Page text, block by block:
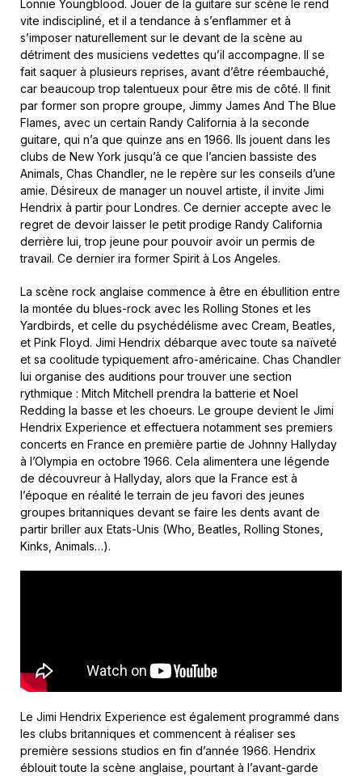
Lonnie Youngblood. Jouer de la guitare sur scène le rend
vite indiscipliné, et il a tendance à s’enflammer et à
s’imposer naturellement sur le devant de la scène au
détriment des musiciens vedettes qu’il accompagne. Il se
fait saquer à plusieurs reprises, avant d’être réembauché,
car beaucoup trop talentueux pour être mis de côté. Il finit
par former son propre groupe, Jimmy James And The Blue
Flames, avec un certain Randy California à la seconde
guitare, qui n’a que quinze ans en 1966. Ils jouent dans les
clubs de New York jusqu’à ce que l’ancien bassiste des
Animals, Chas Chandler, ne le repère sur les conseils d’une
amie. Désireux de manager un nouvel artiste, il invite Jimi
Hendrix à partir pour Londres. Ce dernier accepte avec le
regret de devoir laisser le petit prodige Randy California
derrière lui, trop jeune pour pouvoir avoir un permis de
travail. Ce dernier ira former Spirit à Los Angeles.
La scène rock anglaise commence à être en ébullition entre
la montée du blues-rock avec les Rolling Stones et les
Yardbirds, et celle du psychédélisme avec Cream, Beatles,
et Pink Floyd. Jimi Hendrix débarque avec toute sa naïveté
et sa coolitude typiquement afro-américaine. Chas Chandler
lui organise des auditions pour trouver une section
rythmique : Mitch Mitchell prendra la batterie et Noel
Redding la basse et les choeurs. Le groupe devient le Jimi
Hendrix Experience et effectuera notamment ses premiers
concerts en France en première partie de Johnny Hallyday
à l’Olympia en octobre 1966. Cela alimentera une légende
de découvreur à Hallyday, alors que la France est à
l’époque en réalité le terrain de jeu favori des jeunes
groupes britanniques devant se faire les dents avant de
partir briller aux Etats-Unis (Who, Beatles, Rolling Stones,
Kinks, Animals…).
Le Jimi Hendrix Experience est également programmé dans
les clubs britanniques et commencent à réaliser ses
première sessions studios en fin d’année 1966. Hendrix
éblouit toute la scène anglaise, pourtant à l’avant-garde